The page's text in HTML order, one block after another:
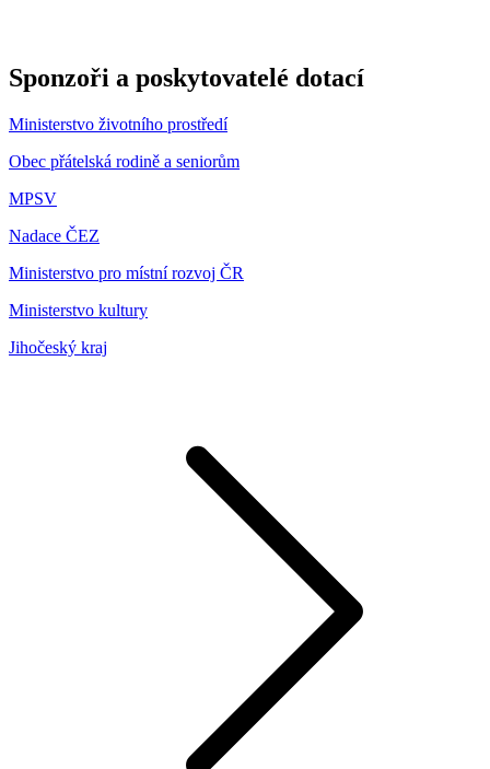
Sponzoři a poskytovatelé dotací
Ministerstvo životního prostředí
Obec přátelská rodině a seniorům
MPSV
Nadace ČEZ
Ministerstvo pro místní rozvoj ČR
Ministerstvo kultury
Jihočeský kraj